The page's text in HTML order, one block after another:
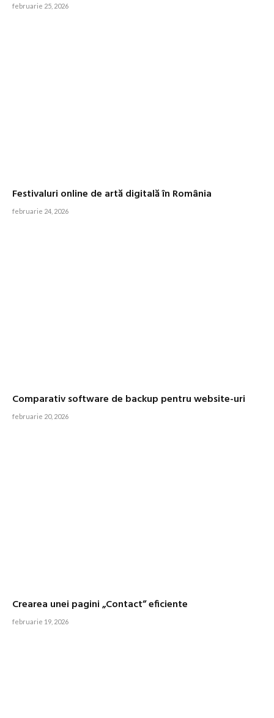
februarie 25, 2026
Festivaluri online de artă digitală în România
februarie 24, 2026
Comparativ software de backup pentru website-uri
februarie 20, 2026
Crearea unei pagini „Contact” eficiente
februarie 19, 2026